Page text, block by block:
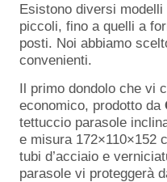
Esistono diversi
piccoli, fino a quelli a
posti. Noi abbiamo
convenienti.
Il primo dondolo che vi
economico, prodotto da
tettuccio parasole
e misura 172×110×152
tubi d’acciaio e
parasole vi proteggerà